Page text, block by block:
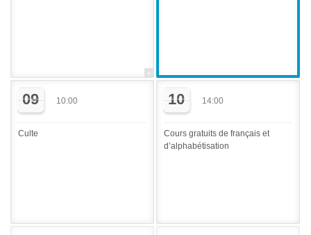
09 10:00
Culte
10 14:00
Cours gratuits de français et
d’alphabétisation